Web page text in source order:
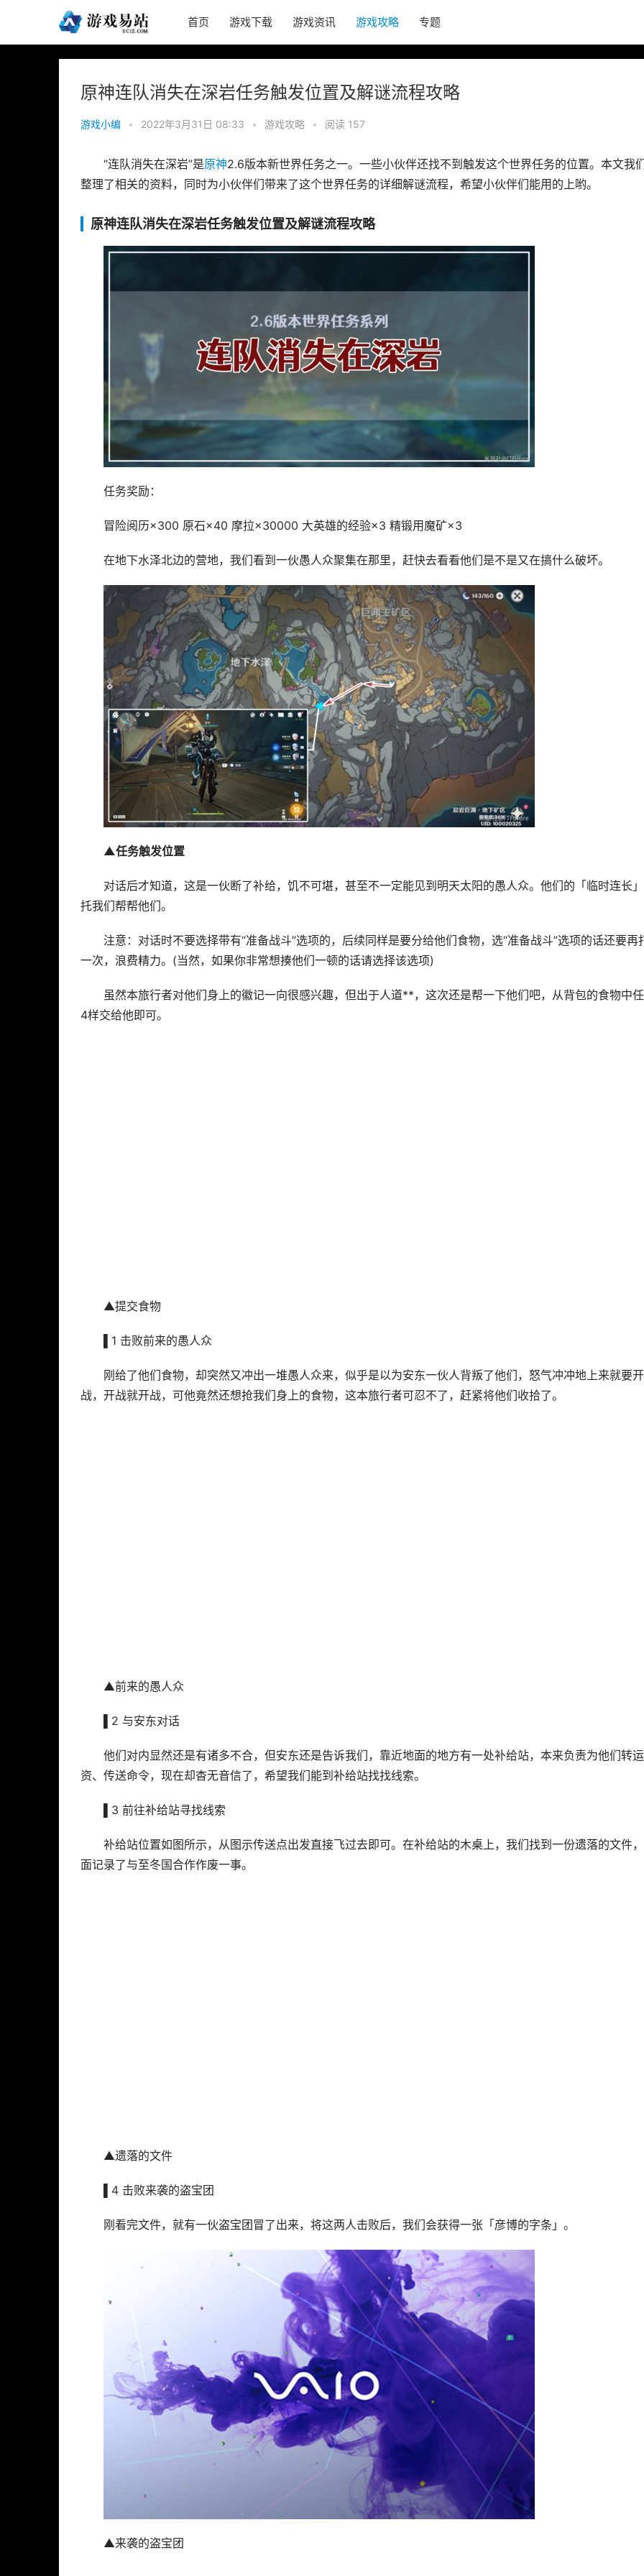
首页 游戏下载 游戏资讯 游戏攻略 专题
原神连队消失在深岩任务触发位置及解谜流程攻略
游戏小编 • 2022年3月31日 08:33 • 游戏攻略 • 阅读 157
“连队消失在深岩”是原神2.6版本新世界任务之一。一些小伙伴还找不到触发这个世界任务的位置。本文我
整理了相关的资料，同时为小伙伴们带来了这个世界任务的详细解谜流程，希望小伙伴们能用的上哟。
原神连队消失在深岩任务触发位置及解谜流程攻略
任务奖励：
冒险阅历×300 原石×40 摩拉×30000 大英雄的经验×3 精锻用魔矿×3
在地下水泽北边的营地，我们看到一伙愚人众聚集在那里，赶快去看看他们是不是又在搞什么破坏。
▲任务触发位置
对话后才知道，这是一伙断了补给，饥不可堪，甚至不一定能见到明天太阳的愚人众。他们的「临时连长
托我们帮帮他们。
注意：对话时不要选择带有“准备战斗”选项的，后续同样是要分给他们食物，选“准备战斗”选项的话还要再
一次，浪费精力。(当然，如果你非常想揍他们一顿的话请选择该选项)
虽然本旅行者对他们身上的徽记一向很感兴趣，但出于人道**，这次还是帮一下他们吧，从背包的食物中
4样交给他即可。
▲提交食物
▌1 击败前来的愚人众
刚给了他们食物，却突然又冲出一堆愚人众来，似乎是以为安东一伙人背叛了他们，怒气冲冲地上来就要开
战，开战就开战，可他竟然还想抢我们身上的食物，这本旅行者可忍不了，赶紧将他们收拾了。
▲前来的愚人众
▌2 与安东对话
他们对内显然还是有诸多不合，但安东还是告诉我们，靠近地面的地方有一处补给站，本来负责为他们转
资、传送命令，现在却杳无音信了，希望我们能到补给站找找线索。
▌3 前往补给站寻找线索
补给站位置如图所示，从图示传送点出发直接飞过去即可。在补给站的木桌上，我们找到一份遗落的文件
面记录了与至冬国合作作废一事。
▲遗落的文件
▌4 击败来袭的盗宝团
刚看完文件，就有一伙盗宝团冒了出来，将这两人击败后，我们会获得一张「彦博的字条」。
▲来袭的盗宝团